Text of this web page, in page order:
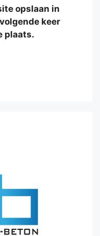
opslaan in
keer
plaats.